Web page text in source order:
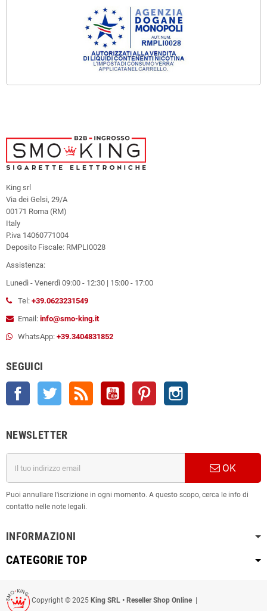
King srl
Via dei Gelsi, 29/A
00171 Roma (RM)
Italy
P.iva 14060771004
Deposito Fiscale: RMPLI0028
Assistenza:
Lunedì - Venerdì 09:00 - 12:30 | 15:00 - 17:00
Tel: +39.0623231549
Email: info@smo-king.it
WhatsApp: +39.3404831852
SEGUICI
Facebook Twitter YouTube Pinterest
NEWSLETTER
OK
Puoi annullare l'iscrizione in ogni momento. A questo scopo, cerca le info di
contatto nelle note legali.
INFORMAZIONI
CATEGORIE TOP
Copyright © 2025 King SRL • Reseller Shop Online|